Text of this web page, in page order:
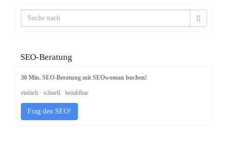
SEO-Beratung
30 Min. SEO-Beratung mit SEOwoman buchen!
einfach · schnell · bezahlbar
Frag den SEO!